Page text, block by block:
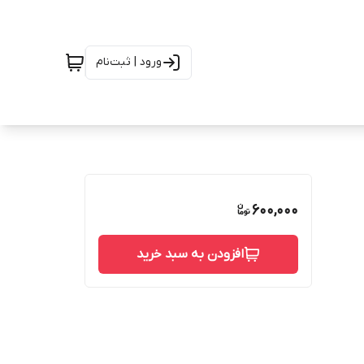
ورود | ثبت‌نام
600,000
افزودن به سبد خرید